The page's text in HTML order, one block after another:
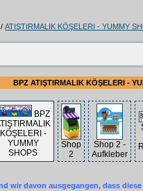
/ ATIŞTIRMALIK KÖŞELERI - YUMMY
BPZ ATIŞTIRMALIK KÖŞELERI -
BPZ
KÖŞELERI -
YUMMY
SHOPS
Shop
2
Shop 2 -
Aufkleber
wir davon ausgegangen, dass